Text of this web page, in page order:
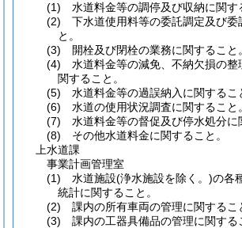
(1) 水道料金等の調停及び収納に関す
(2) 下水道使用料等の委託調定及び委
と。
(3) 開栓及び閉栓の業務に関すること。
(4) 水道料金等の減免、不納欠損の整
関すること。
(5) 水道料金等の過誤納入に関するこ
(6) 水道の使用状況調査に関すること。
(7) 水道料金等の督促及び停水処分に
(8) その他水道料金に関すること。
上水道課
事業計画管理室
(1) 水道施設(浄水施設を除く。)の各
統計に関すること。
(2) 課内の所有車両の管理に関するこ
(3) 課内の工器具備品の管理に関する